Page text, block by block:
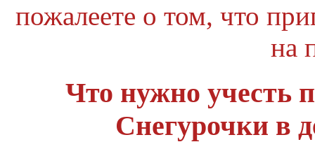
пожалеете о том, что
на
Что нужно учесть
Снегурочки в